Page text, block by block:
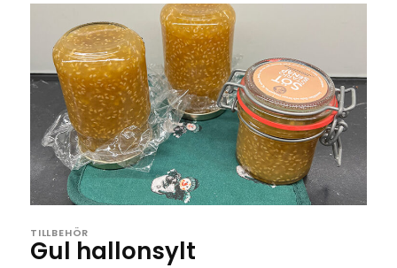
TILLBEHÖR
Gul hallonsylt